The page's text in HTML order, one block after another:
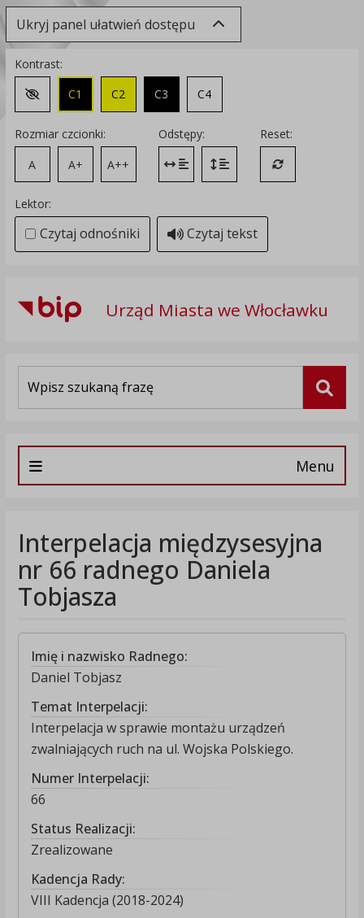
Ukryj panel ułatwień dostępu
Kontrast:
Zmień kontrast na domyślny
C1 C2 C3 C4
Rozmiar czcionki:
A
A+ A++
Odstępy:
Zmień odstęp między literami
Zmień interlinię i margines
Reset:
Przywróć
Lektor:
Czytaj odnośniki Czytaj tekst
Urząd Miasta we Włocławku
Menu
Interpelacja międzysesyjna
nr 66 radnego Daniela
Tobjasza
Imię i nazwisko Radnego:
Daniel Tobjasz
Temat Interpelacji:
Interpelacja w sprawie montażu urządzeń
zwalniających ruch na ul. Wojska Polskiego.
Numer Interpelacji:
66
Status Realizacji:
Zrealizowane
Kadencja Rady:
VIII Kadencja (2018-2024)